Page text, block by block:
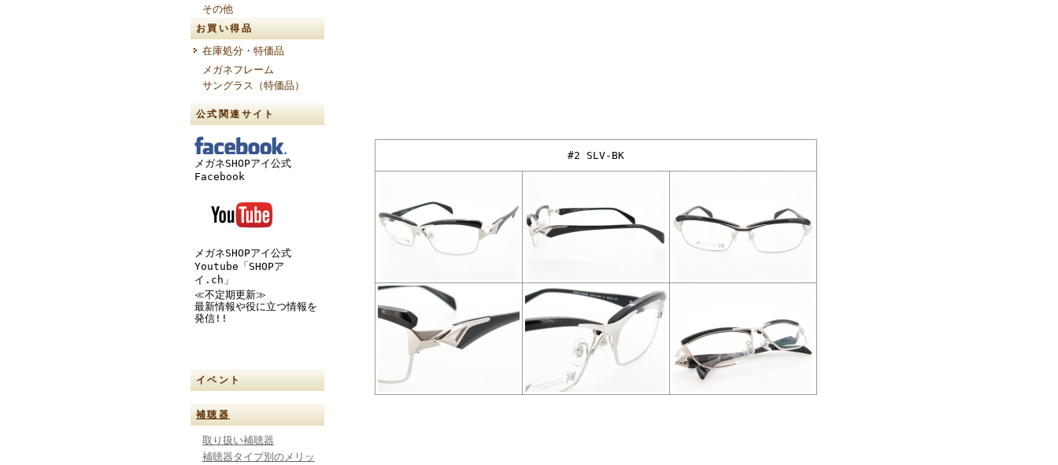
その他
お買い得品
在庫処分・特価品
メガネフレーム
サングラス（特価品）
公式関連サイト
メガネSHOPアイ公式
Facebook
メガネSHOPアイ公式
Youtube「SHOPア
イ.ch」
≪不定期更新≫
最新情報や役に立つ情報を
発信!!
イベント
補聴器
取り扱い補聴器
補聴器タイプ別のメリッ
#2 SLV-BK